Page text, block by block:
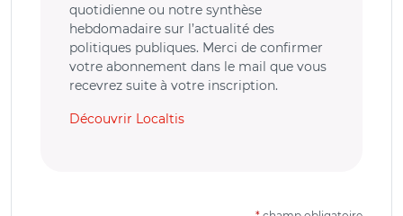
quotidienne ou notre synthèse
hebdomadaire sur l’actualité des
politiques publiques. Merci de confirmer
votre abonnement dans le mail que vous
recevrez suite à votre inscription.
Découvrir Localtis